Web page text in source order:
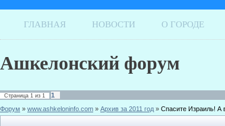
ГЛАВНАЯ НОВОСТИ О ГОРОДЕ
Ашкелонский форум
Страница 1 из 1
1
Форум » www.ashkeloninfo.com » Архив за 2011 год » Спасите Израиль! А